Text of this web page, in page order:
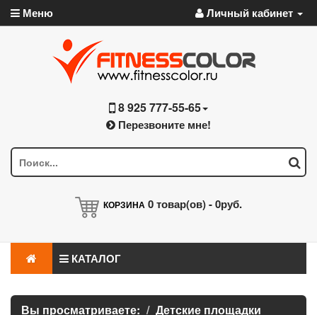
Меню Личный кабинет
8 925 777-55-65
Перезвоните мне!
КОРЗИНА 0товар(ов) -0руб.
КАТАЛОГ
Вы просматриваете:
Детские площадки